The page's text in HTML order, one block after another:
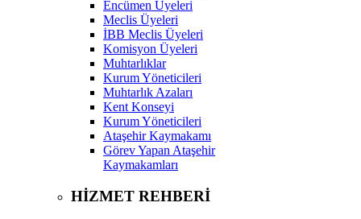
Encümen Üyeleri
Meclis Üyeleri
İBB Meclis Üyeleri
Komisyon Üyeleri
Muhtarlıklar
Kurum Yöneticileri
Muhtarlık Azaları
Kent Konseyi
Kurum Yöneticileri
Ataşehir Kaymakamı
Görev Yapan Ataşehir
Kaymakamları
HİZMET REHBERİ